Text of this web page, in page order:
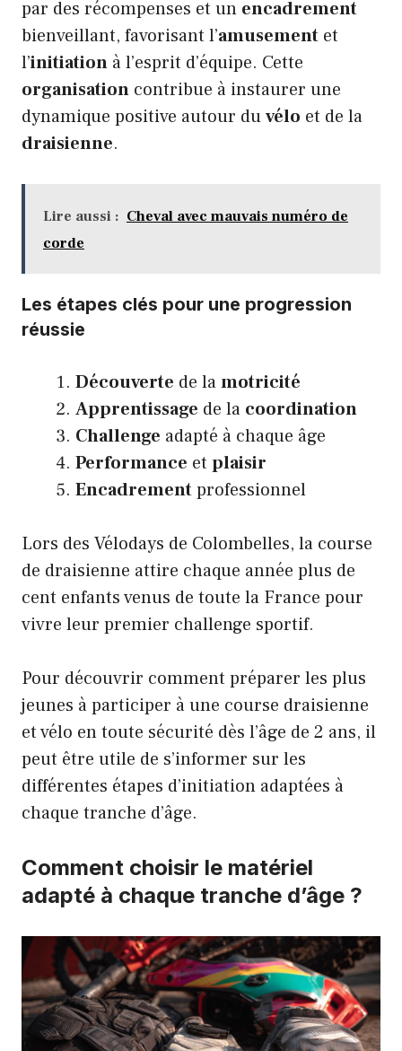
par des récompenses et un encadrement
bienveillant, favorisant l’amusement et
l’initiation à l’esprit d’équipe. Cette
organisation contribue à instaurer une
dynamique positive autour duvélo et de la
draisienne.
Lire aussi : Cheval avec mauvais numéro de
corde
Les étapes clés pour une progression
réussie
Découverte de lamotricité
Apprentissage de la coordination
Challenge adapté à chaque âge
Performance et plaisir
Encadrementprofessionnel
Lors des Vélodays de Colombelles, la course
de draisienne attire chaque année plus de
cent enfants venus de toute la France pour
vivre leur premier challenge sportif.
Pour découvrir comment préparer les plus
jeunes à participer à une course draisienne
et vélo en toute sécurité dès l’âge de 2 ans, il
peut être utile de s’informer sur les
différentes étapes d’initiation adaptées à
chaque tranche d’âge.
Comment choisir le matériel
adapté à chaque tranche d’âge ?